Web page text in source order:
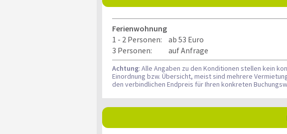
Ferienwohnung
1 - 2 Personen:
ab 53 Euro
3 Personen:
auf Anfrage
Achtung: Alle Angaben zu den Konditionen stellen kein
Einordnung bzw. Übersicht, meist sind mehrere
den verbindlichen Endpreis für Ihren konkreten